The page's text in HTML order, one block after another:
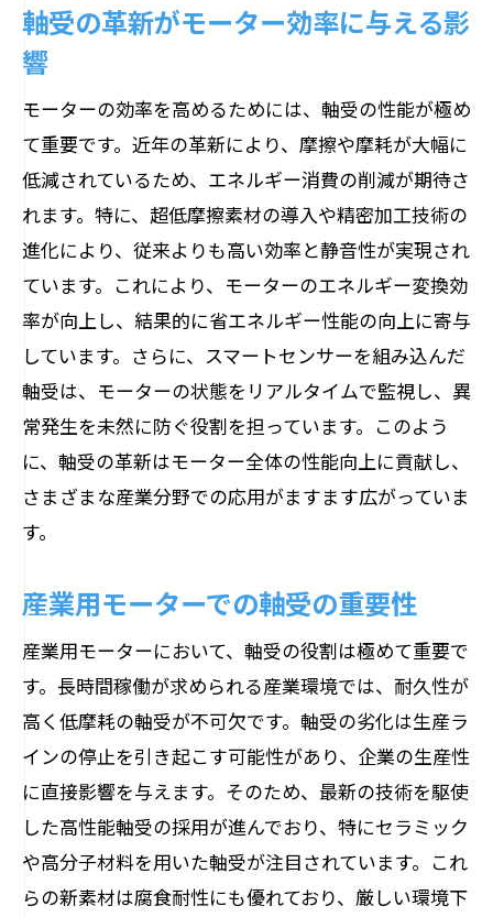
モーター軸受の進化がもたらす生活への影響
エネルギー消費削減とその効果
静音モーターがもたらす生活の質向上
環境負荷軽減に貢献する技術
軸受進化がもたらす新しい製品展開
未来の生活を変えるモーター技術
モーター軸受における未来の技術を展望する
未来を変える可能性を秘めた新素材
AI技術とモーター軸受の融合
次世代のモーター軸受開発への挑戦
グリーン技術と持続可能なモーター設計
軸受技術の未来を切り開く研究
ター
異常検知技術の概要とその効果
AIと機械学習を活用した予測メンテナン
ス
センサ技術の進化による精度向上
異常データ分析とその活用法
モーター故障予防の最前線技術
リスク管理の新しいパラダイム
軸受の革新がモーター効率に与える影
響
モーターの効率を高めるためには、軸受の性能が極め
て重要です。近年の革新により、摩擦や摩耗が大幅に
低減されているため、エネルギー消費の削減が期待さ
れます。特に、超低摩擦素材の導入や精密加工技術の
進化により、従来よりも高い効率と静音性が実現され
ています。これにより、モーターのエネルギー変換効
率が向上し、結果的に省エネルギー性能の向上に寄与
しています。さらに、スマートセンサーを組み込んだ
軸受は、モーターの状態をリアルタイムで監視し、異
常発生を未然に防ぐ役割を担っています。このよう
に、軸受の革新はモーター全体の性能向上に貢献し、
さまざまな産業分野での応用がますます広がっていま
す。
産業用モーターでの軸受の重要性
産業用モーターにおいて、軸受の役割は極めて重要で
す。長時間稼働が求められる産業環境では、耐久性が
高く低摩耗の軸受が不可欠です。軸受の劣化は生産ラ
インの停止を引き起こす可能性があり、企業の生産性
に直接影響を与えます。そのため、最新の技術を駆使
した高性能軸受の採用が進んでおり、特にセラミック
や高分子材料を用いた軸受が注目されています。これ
らの新素材は腐食耐性にも優れており、厳しい環境下